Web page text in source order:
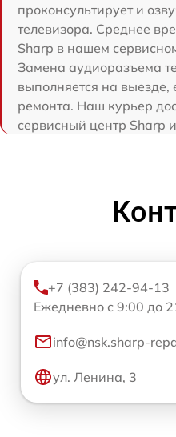
проконсультирует и
телевизора. Среднее
Sharp в нашем
Замена аудиоразъема
выполняется на выезде,
ремонта. Наш курьер
сервисный центр Sharp
+7 (383) 242-94-13
Ежедневно с 9:00 до
info@nsk.sharp-
ул. Ленина, 3